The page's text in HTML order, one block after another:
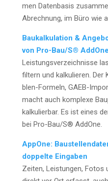
men Daten­ba­sis
Abrech­nung, im Büro wie
Bau­kal­ku­la­ti­on &
von Pro-Bau/S® AddO­ne
Leis­tungs­ver­zeich­nis­se
fil­tern und kal­ku­lie­ren.
blen-For­meln, GAEB-
macht auch kom­ple­xe
kal­ku­lier­bar. Es ist eines
bei Pro-Bau/S® AddOne.
AppO­ne:
dop­pel­te Ein­ga­ben
Zei­ten, Leis­tun­gen, Fotos